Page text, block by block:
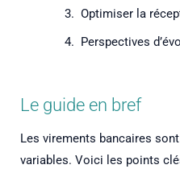
Optimiser la
Perspectives
Le guide en bref
Les virements bancaires
variables. Voici les points